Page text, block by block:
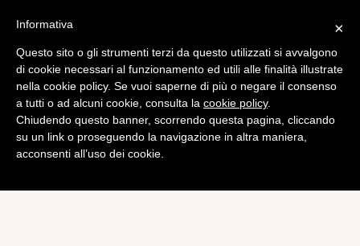
Mobile
Un acquirente su quattro
del nuovo iPad è neofita
Apple
diAlessandro Moretti
×
Informativa
Questo sito o gli strumenti terzi da questo utilizzati si avvalgono
di cookie necessari al funzionamento ed utili alle finalità illustrate
nella cookie policy. Se vuoi saperne di più o negare il consenso
a tutti o ad alcuni cookie, consulta la cookie policy.
Chiudendo questo banner, scorrendo questa pagina, cliccando
su un link o proseguendo la navigazione in altra maniera,
acconsenti all’uso dei cookie.